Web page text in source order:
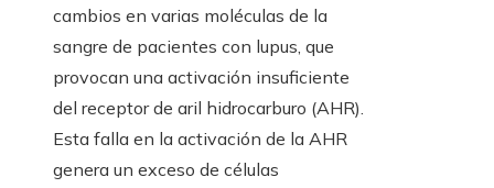
cambios en varias moléculas de la
sangre de pacientes con lupus, que
provocan una activación insuficiente
del receptor de aril hidrocarburo (AHR).
Esta falla en la activación de la AHR
genera un exceso de células